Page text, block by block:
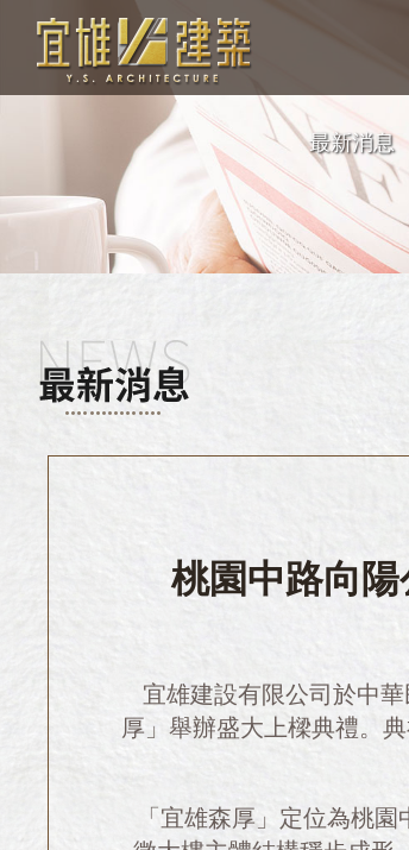
最新消息
桃園中路向
宜雄建設有限公司於中
厚」舉辦盛大上樑典禮。
「宜雄森厚」定位為桃